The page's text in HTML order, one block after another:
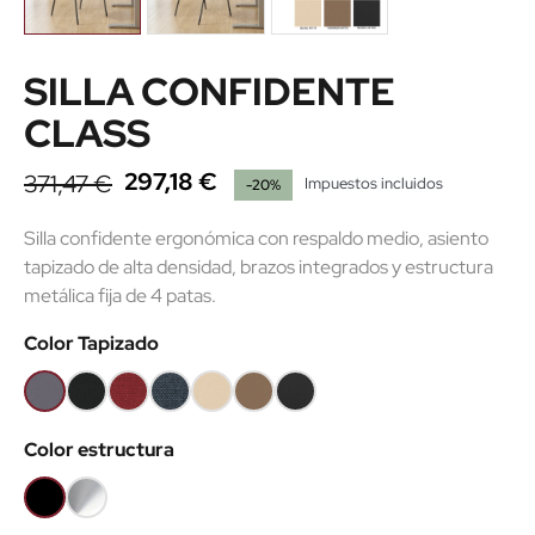
SILLA CONFIDENTE
CLASS
371,47 € 297,18 € -20% Impuestos incluidos
Silla confidente ergonómica con respaldo medio, asiento
tapizado de alta densidad, brazos integrados y estructura
metálica fija de 4 patas.
Color Tapizado
Gris
B108
Negro
8033
Rojo
MR7
Azul
MR01
Ecopiel
Beige
Ecopiel
Marrón
Ecopiel
Negra
Color estructura
NegroCromo